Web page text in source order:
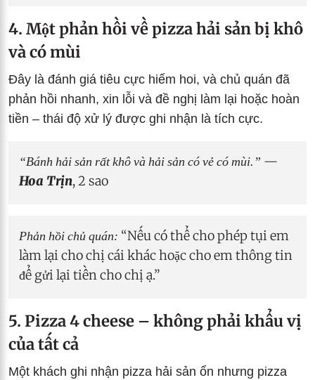
4. Một phản hồi về pizza hải sản bị khô
và có mùi
Đây là đánh giá tiêu cực hiếm hoi, và chủ quán đã
phản hồi nhanh, xin lỗi và đề nghị làm lại hoặc hoàn
tiền – thái độ xử lý được ghi nhận là tích cực.
“Bánh hải sản rất khô và hải sản có vẻ có mùi.” —
Hoa Trịn, 2 sao
Phản hồi chủ quán: “Nếu có thể cho phép tụi em
làm lại cho chị cái khác hoặc cho em thông tin
để gửi lại tiền cho chị ạ.”
5. Pizza 4 cheese – không phải khẩu vị
của tất cả
Một khách ghi nhận pizza hải sản ổn nhưng pizza